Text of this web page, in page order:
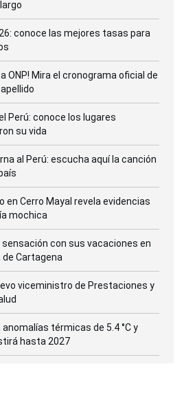
conoce las mejores tasas para
ONP! Mira el cronograma oficial de
Perú: conoce los lugares
su vida
al Perú: escucha aquí la canción
en Cerro Mayal revela evidencias
mochica
sensación con sus vacaciones en
de Cartagena
viceministro de Prestaciones y
térmicas de 5.4 °C y
hasta 2027